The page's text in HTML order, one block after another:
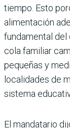
tiempo. Esto
alimentación
fundamental
cola familiar
pequeñas y
locali­dades de
sistema
El mandatario